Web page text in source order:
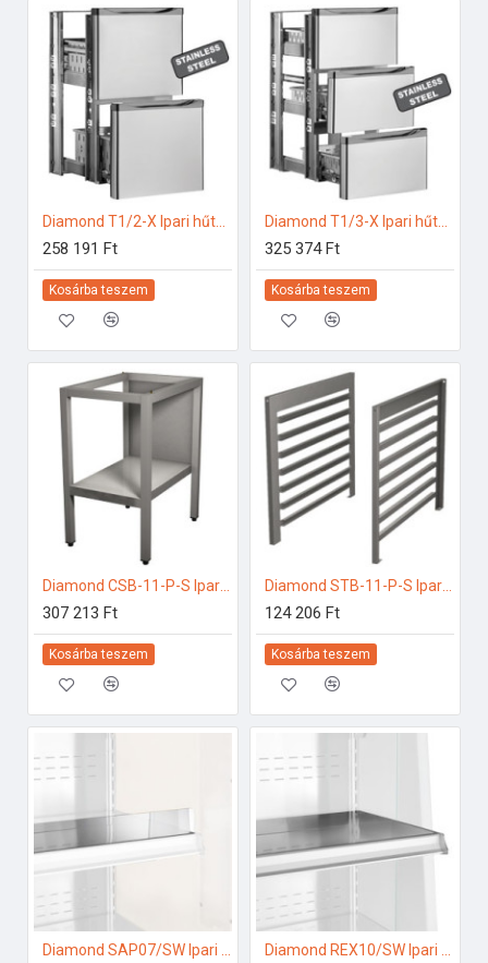
258 191 Ft
Kosárba teszem
Diamond T1/3-X Ipari hűtő kiegészítők
325 374 Ft
Kosárba teszem
307 213 Ft
Kosárba teszem
Diamond STB-11-P-S Ipari elektromos gőzpároló
124 206 Ft
Kosárba teszem